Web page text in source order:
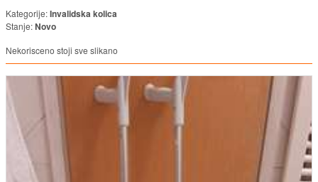
Kategorije:Invalidska kolica
Stanje:Novo
Nekorisceno stoji sve slikano